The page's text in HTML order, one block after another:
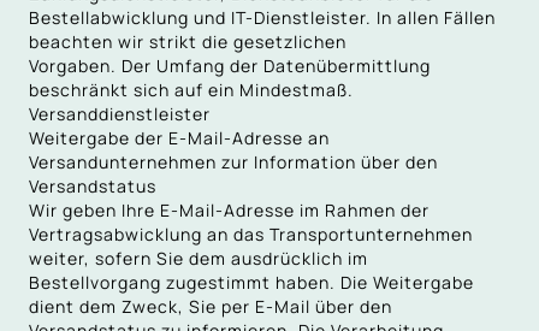
Bestellabwicklung und IT-Dienstleister. In allen Fällen
beachten wir strikt die gesetzlichen
Vorgaben. Der Umfang der Datenübermittlung
beschränkt sich auf ein Mindestmaß.
Versanddienstleister
Weitergabe der E-Mail-Adresse an
Versandunternehmen zur Information über den
Versandstatus
Wir geben Ihre E-Mail-Adresse im Rahmen der
Vertragsabwicklung an das Transportunternehmen
weiter, sofern Sie dem ausdrücklich im
Bestellvorgang zugestimmt haben. Die Weitergabe
dient dem Zweck, Sie per E-Mail über den